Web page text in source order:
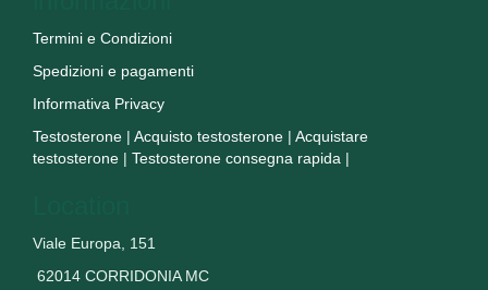
Termini e Condizioni
Spedizioni e pagamenti
Informativa Privacy
Testosterone | Acquisto testosterone | Acquistare
testosterone | Testosterone consegna rapida |
Viale Europa, 151
62014 CORRIDONIA MC